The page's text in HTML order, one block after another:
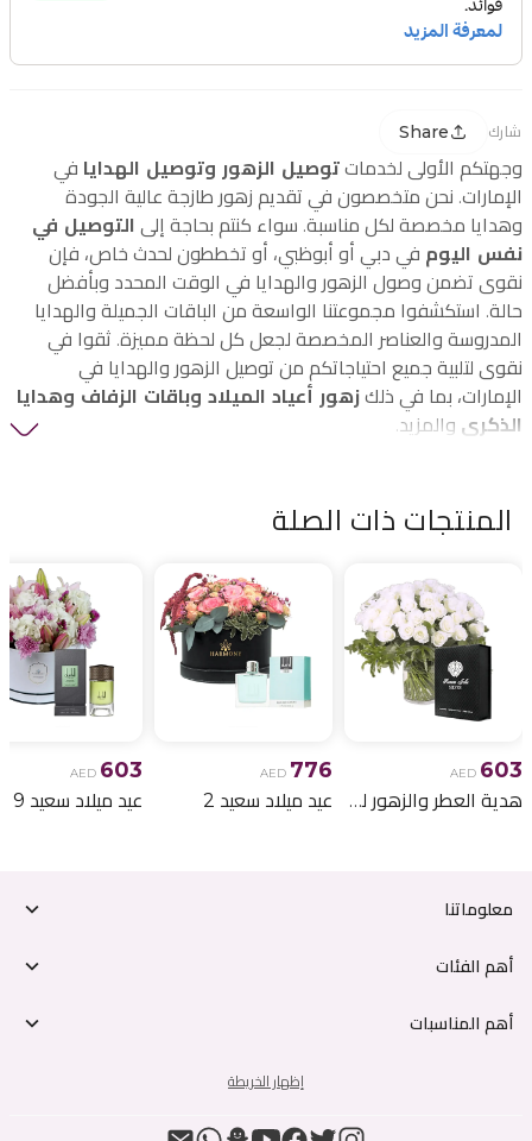
شارك Share
وجهتكم الأولى لخدمات توصيل الزهور وتوصيل الهدايا في
الإمارات. نحن متخصصون في تقديم زهور طازجة عالية الجودة
وهدايا مخصصة لكل مناسبة. سواء كنتم بحاجة إلى التوصيل في
نفس اليوم في دبي أو أبوظبي، أو تخططون لحدث خاص، فإن
نقوى تضمن وصول الزهور والهدايا في الوقت المحدد وبأفضل
حالة. استكشفوا مجموعتنا الواسعة من الباقات الجميلة والهدايا
المدروسة والعناصر المخصصة لجعل كل لحظة مميزة. ثقوا في
نقوى لتلبية جميع احتياجاتكم من توصيل الزهور والهدايا في
الإمارات، بما في ذلك زهور أعياد الميلاد وباقات الزفاف وهدايا
الذكرى والمزيد.
المنتجات ذات الصلة
AED 603
هدية العطر والزهور لعيد الميلاد 6
AED 776
عيد ميلاد سعيد 2
AED 603
عيد ميلاد سعيد 9
معلوماتنا
أهم الفئات
أهم المناسبات
إظهار الخريطة